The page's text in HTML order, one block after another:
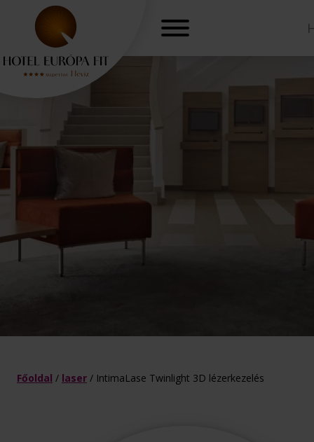
Főoldal / laser / IntimaLase Twinlight 3D lézerkezelés